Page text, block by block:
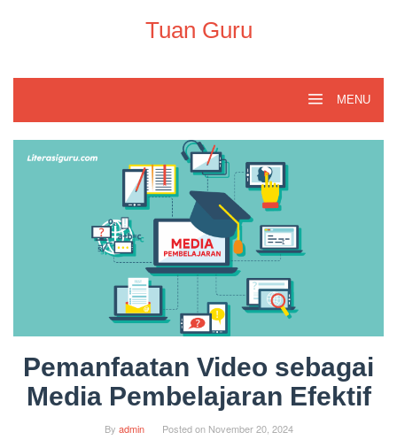
Tuan Guru
MENU
Pemanfaatan Video sebagai
Media Pembelajaran Efektif
By admin Posted on November 20, 2024